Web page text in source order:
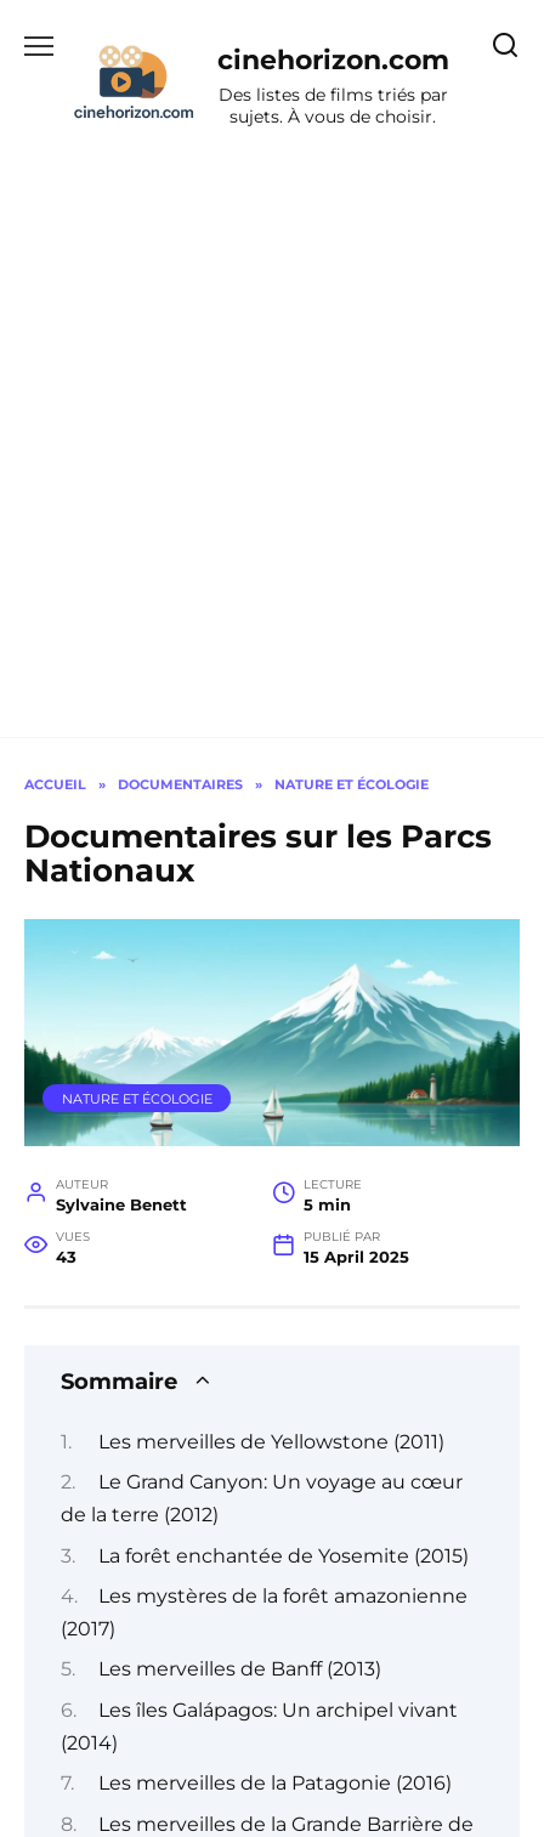
cinehorizon.com
Des listes de films triés par
sujets. À vous de choisir.
ACCUEIL » DOCUMENTAIRES » NATURE ET ÉCOLOGIE
Documentaires sur les Parcs
Nationaux
NATURE ET ÉCOLOGIE
AUTEUR
Sylvaine Benett
LECTURE
5 min
VUES
43
PUBLIÉ PAR
15 April 2025
Sommaire
Les merveilles de Yellowstone (2011)
Le Grand Canyon: Un voyage au cœur
de la terre (2012)
La forêt enchantée de Yosemite (2015)
Les mystères de la forêt amazonienne
(2017)
Les merveilles de Banff (2013)
Les îles Galápagos: Un archipel vivant
(2014)
Les merveilles de la Patagonie (2016)
Les merveilles de la Grande Barrière de